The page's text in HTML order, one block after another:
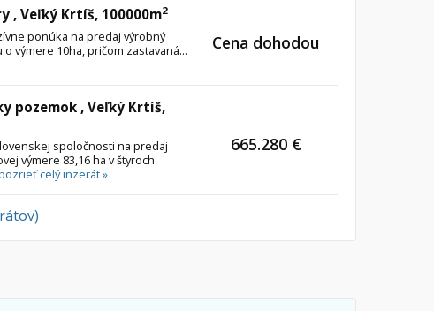
, Veľký Krtíš, 100000m2
ponúka na predaj výrobný
výmere 10ha, pričom zastavaná...
Cena dohodou
pozemok , Veľký Krtíš,
spoločnosti na predaj
výmere 83,16 ha v štyroch
celý inzerát »
665.280 €